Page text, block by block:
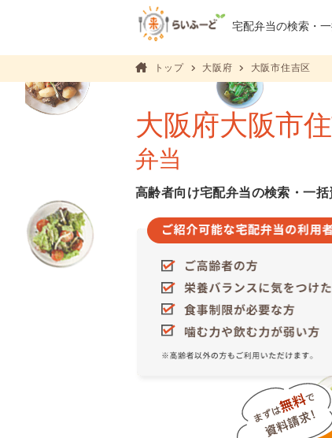
宅配弁当の検索・
トップ 大阪府 大阪市住吉区
大阪府大阪市
弁当
高齢者向け宅配弁当の検索・一